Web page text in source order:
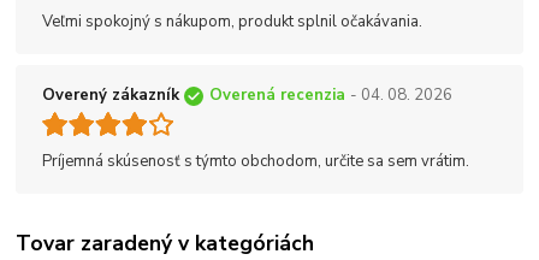
Veľmi spokojný s nákupom, produkt splnil očakávania.
Overený zákazník Overená recenzia - 04. 08. 2026
Príjemná skúsenosť s týmto obchodom, určite sa sem vrátim.
Tovar zaradený v kategóriách